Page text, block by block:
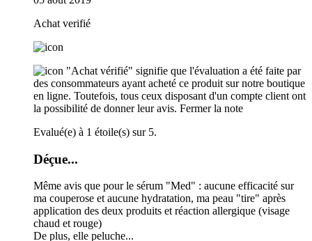
Achat verifié
"Achat vérifié" signifie que l'évaluation a été faite par
des consommateurs ayant acheté ce produit sur notre boutique
en ligne. Toutefois, tous ceux disposant d'un compte client ont
la possibilité de donner leur avis. Fermer la note
Evalué(e) à 1 étoile(s) sur 5.
Déçue...
Même avis que pour le sérum "Med" : aucune efficacité sur
ma couperose et aucune hydratation, ma peau "tire" après
application des deux produits et réaction allergique (visage
chaud et rouge)
De plus, elle peluche...